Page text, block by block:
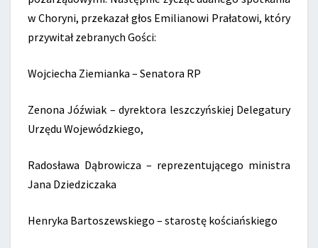
w Choryni, przekazał głos Emilianowi Prałatowi, który
przywitał zebranych Gości:
Wojciecha Ziemianka – Senatora RP
Zenona Jóźwiak – dyrektora leszczyńskiej Delegatury
Urzędu Wojewódzkiego,
Radosława Dąbrowicza – reprezentującego ministra
Jana Dziedziczaka
Henryka Bartoszewskiego – starostę kościańskiego